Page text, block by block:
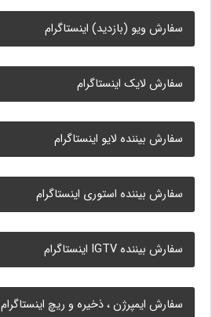
سفارش ویو (بازدید) اینستاگرام
سفارش لایک اینستاگرام
سفارش بیننده لایو اینستاگرام
سفارش بیننده استوری اینستاگرام
سفارش بیننده IGTV اینستاگرام
سفارش ایمپرژن ، ذخیره و ریچ اینستاگرام